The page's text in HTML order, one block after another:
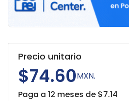
Precio unitario
$74.60MXN.
Paga a 12 meses de $7.14